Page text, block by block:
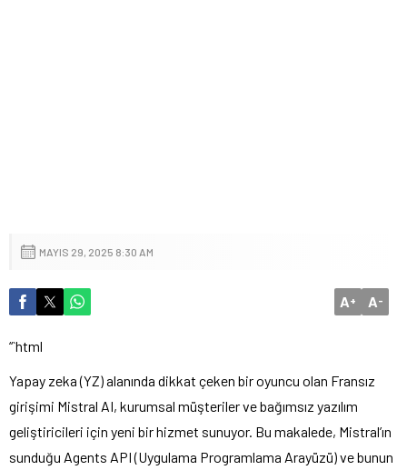
MAYIS 29, 2025 8:30 AM
A+ A-
“`html
Yapay zeka (YZ) alanında dikkat çeken bir oyuncu olan Fransız
girişimi Mistral AI, kurumsal müşteriler ve bağımsız yazılım
geliştiricileri için yeni bir hizmet sunuyor. Bu makalede, Mistral’ın
sunduğu Agents API (Uygulama Programlama Arayüzü) ve bunun